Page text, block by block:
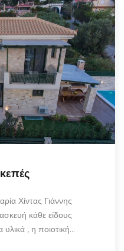
Χίντας Γιάννης
κάθε είδους
, η ποιοτική…